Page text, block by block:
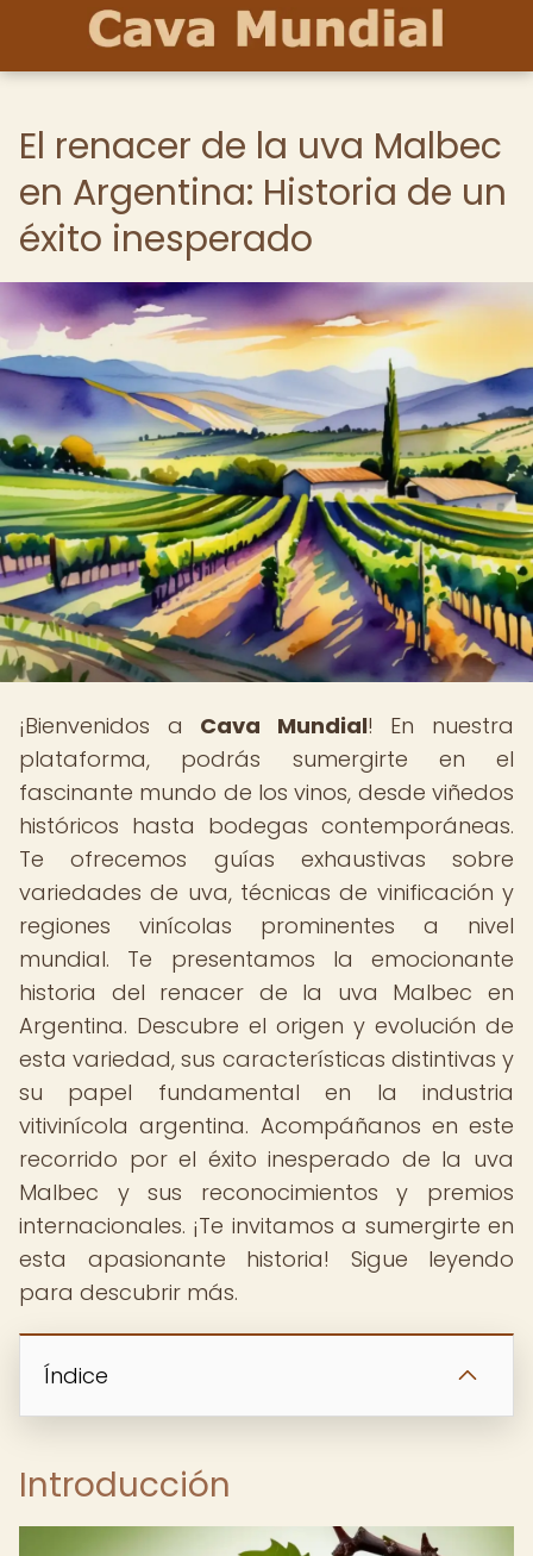
El renacer de la uva Malbec
en Argentina: Historia de un
éxito inesperado
¡Bienvenidos a Cava Mundial! En nuestra
plataforma, podrás sumergirte en el
fascinante mundo de los vinos, desde viñedos
históricos hasta bodegas contemporáneas.
Te ofrecemos guías exhaustivas sobre
variedades de uva, técnicas de vinificación y
regiones vinícolas prominentes a nivel
mundial. Te presentamos la emocionante
historia del renacer de la uva Malbec en
Argentina. Descubre el origen y evolución de
esta variedad, sus características distintivas y
su papel fundamental en la industria
vitivinícola argentina. Acompáñanos en este
recorrido por el éxito inesperado de la uva
Malbec y sus reconocimientos y premios
internacionales. ¡Te invitamos a sumergirte en
esta apasionante historia! Sigue leyendo
para descubrir más.
Índice
Introducción